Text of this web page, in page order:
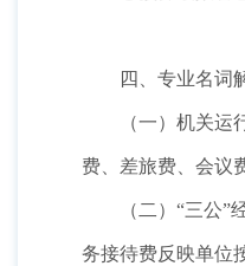
四、专业名词
（一）机关
费、差旅费、会议
（二）“三公
务接待费反映单位